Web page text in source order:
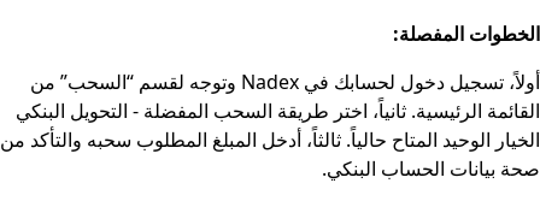
الخطوات المفصلة:
أولاً، تسجيل دخول لحسابك في Nadex وتوجه لقسم “السحب” من
القائمة الرئيسية. ثانياً، اختر طريقة السحب المفضلة - التحويل البنكي
الخيار الوحيد المتاح حالياً. ثالثاً، أدخل المبلغ المطلوب سحبه والتأكد من
صحة بيانات الحساب البنكي.